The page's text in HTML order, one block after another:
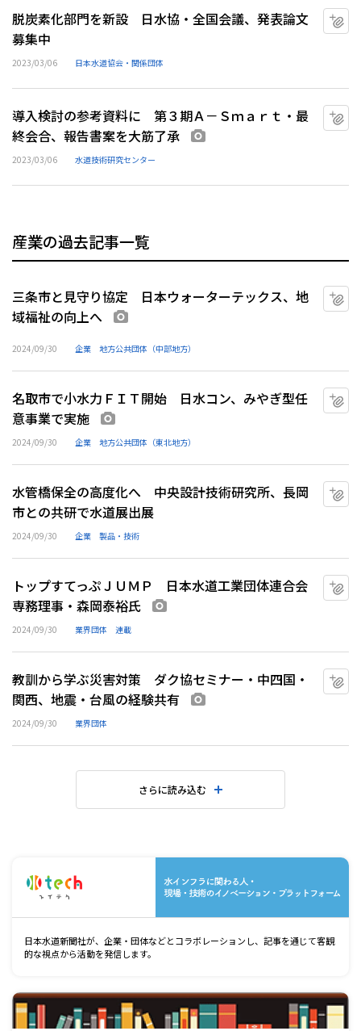
脱炭素化部門を新設 日水協・全国会議、発表論文
募集中
2023/03/06 日本水道協会・関係団体
導入検討の参考資料に 第３期Ａ－Ｓｍａｒｔ・最
終会合、報告書案を大筋了承
2023/03/06 水道技術研究センター
産業の過去記事一覧
三条市と見守り協定 日本ウォーターテックス、地
域福祉の向上へ
2024/09/30 企業 地方公共団体（中部地方）
名取市で小水力ＦＩＴ開始 日水コン、みやぎ型任
意事業で実施
2024/09/30 企業 地方公共団体（東北地方）
水管橋保全の高度化へ 中央設計技術研究所、長岡
市との共研で水道展出展
2024/09/30 企業 製品・技術
トップすてっぷＪＵＭＰ 日本水道工業団体連合会
専務理事・森岡泰裕氏
2024/09/30 業界団体 連載
教訓から学ぶ災害対策 ダク協セミナー・中四国・
関西、地震・台風の経験共有
2024/09/30 業界団体
さらに読み込む
日本水道新聞社が、企業・団体などとコラボレーションし、記事を通じて客観
的な視点から活動を発信します。